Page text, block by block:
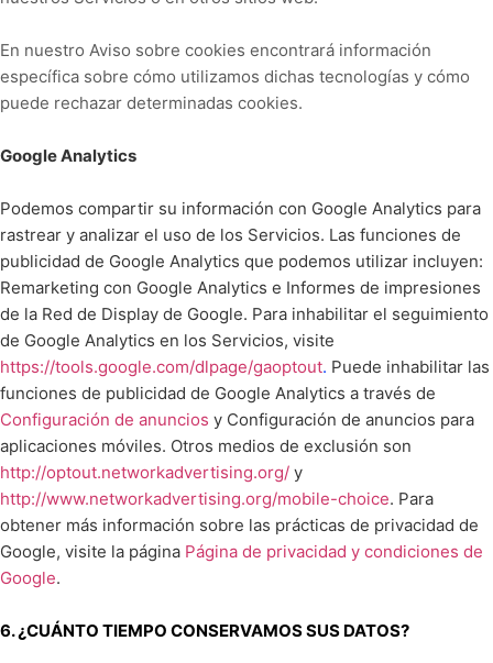
En nuestro Aviso sobre cookies encontrará información
específica sobre cómo utilizamos dichas tecnologías y cómo
puede rechazar determinadas cookies.
Google Analytics
Podemos compartir su información con Google Analytics para
rastrear y analizar el uso de los Servicios. Las funciones de
publicidad de Google Analytics que podemos utilizar incluyen:
Remarketing con Google Analytics e Informes de impresiones
de la Red de Display de Google. Para inhabilitar el seguimiento
de Google Analytics en los Servicios, visite
https://tools.google.com/dlpage/gaoptout. Puede inhabilitar las
funciones de publicidad de Google Analytics a través de
Configuración de anuncios y Configuración de anuncios para
aplicaciones móviles. Otros medios de exclusión son
http://optout.networkadvertising.org/ y
http://www.networkadvertising.org/mobile-choice. Para
obtener más información sobre las prácticas de privacidad de
Google, visite la página Página de privacidad y condiciones de
Google.
6. ¿CUÁNTO TIEMPO CONSERVAMOS SUS DATOS?